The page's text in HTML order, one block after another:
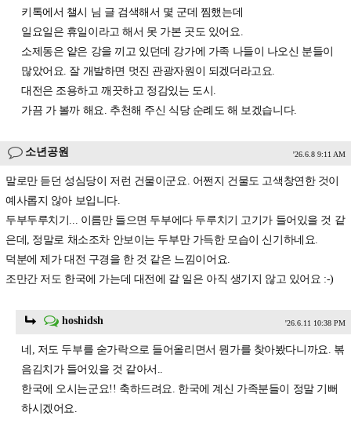
키톡에서 챌시 님 글 검색해서 몇 군데 찜했는데
일요일은 휴일이라고 해서 못 가본 곳도 있어요.
소제동은 얕은 강을 끼고 있던데 강가에 가족 나들이 나오신 분들이
많았어요. 잘 개발하면 멋진 관광자원이 되겠더라고요.
대전은 조용하고 깨끗하고 정감있는 도시.
가끔 가 볼까 해요. 추천해 주신 식당 순례도 해 보겠습니다.
소년공원 '26.6.8 9:11 AM
말로만 듣던 성심당이 저런 건물이군요. 어쩐지 건물도 고색창연한 것이
예사롭지 않아 보입니다.
두부두루치기... 이름만 들으면 두부에다 두루치기 고기가 들어있을 것 같
은데, 정말로 채소조차 안보이는 두부만 가득한 모습이 신기하네요.
덕분에 제가 대전 구경을 한 것 같은 느낌이어요.
조만간 저도 한국에 가는데 대전에 갈 일은 아직 생기지 않고 있어요 :-)
hoshidsh '26.6.11 10:38 PM
네, 저도 두부를 숟가락으로 들어올리면서 뭔가를 찾아봤다니까요. 볶
음김치가 들어있을 것 같아서..
한국에 오시는군요!! 축하드려요. 한국에 계신 가족분들이 정말 기뻐
하시겠어요.